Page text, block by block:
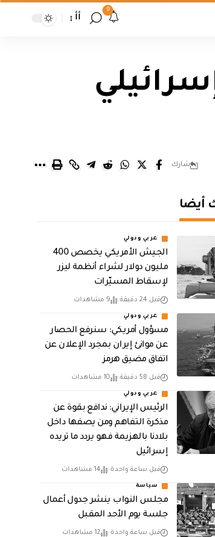
9
أأ
شارك
أيضا
عربي ودولي
الجيش الأمريكي يخصص 400
مليون دولار لشراء أنظمة ليزر
لإسقاط المسيّرات
قبل 24 دقيقة 9 مشاهدات
عربي ودولي
مسؤول أمريكي: سنرفع الحصار
عن موانئ إيران بمجرد الإعلان عن
اتفاق مضيق هرمز
قبل 58 دقيقة 10 مشاهدات
عربي ودولي
الرئيس الإيراني: ندافع بقوة عن
مذكرة التفاهم ومن يصفها داخل
بلادنا بالهزيمة فهو يردد ما تريده
إسرائيل
قبل ساعة واحدة 14 مشاهدات
سياسة
مجلس النواب ينشر جدول أعمال
جلسة يوم الأحد المقبل
قبل ساعة واحدة 12 مشاهدات